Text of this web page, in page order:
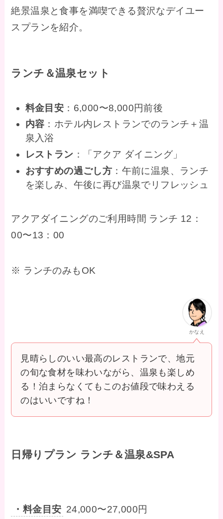
絶景温泉と食事を満喫できる贅沢なデイユー
スプランを紹介。
ランチ＆温泉セット
料金目安 ：6,000〜8,000円前後
内容 ：ホテル内レストランでのランチ＋温
泉入浴
レストラン ：「アクア ダイニング」
おすすめの過ごし方 ：午前に温泉、ランチ
を楽しみ、午後に再び温泉でリフレッシュ
アクアダイニングのご利用時間 ランチ 12：
00〜13：00
※ ランチのみもOK
かなえ
見晴らしのいい最高のレストランで、地元
の旬な食材を味わいながら、温泉も楽しめ
る！泊まらなくてもこのお値段で味わえる
のはいいですね！
日帰りプラン ランチ＆温泉&SPA
・料金目安 24,000〜27,000円